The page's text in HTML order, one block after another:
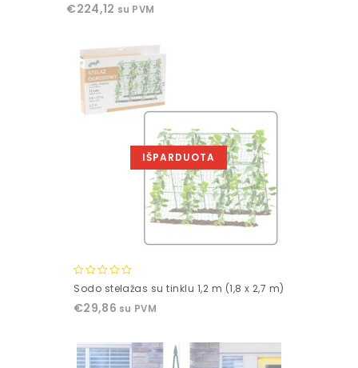
of
€224,12 su PVM
IŠPARDUOTA
0
of
Sodo stelažas su tinklu 1,2 m (1,8 x 2,7 m)
€29,86 su PVM